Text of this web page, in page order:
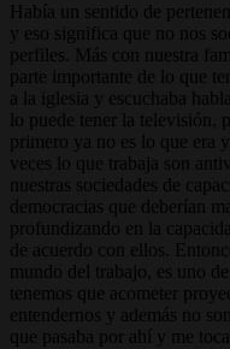
Había un sentido de
y eso significa que no nos
perfiles. Más con nuestra
parte importante de lo que
a la iglesia y escuchaba
lo puede tener la televisión,
primero ya no es lo que era
veces lo que trabaja son
nuestras sociedades de
democracias que deberían
profundizando en la
de acuerdo con ellos.
mundo del trabajo, es uno
tenemos que acometer
entendernos y además no
que pasaba por ahí y me